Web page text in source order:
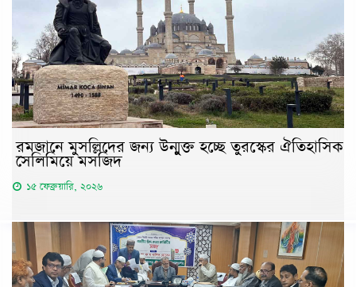
রমজানে মুসল্লিদের জন্য উন্মুক্ত হচ্ছে তুরস্কের ঐতিহাসিক
সেলিমিয়ে মসজিদ
১৫ ফেব্রুয়ারি, ২০২৬